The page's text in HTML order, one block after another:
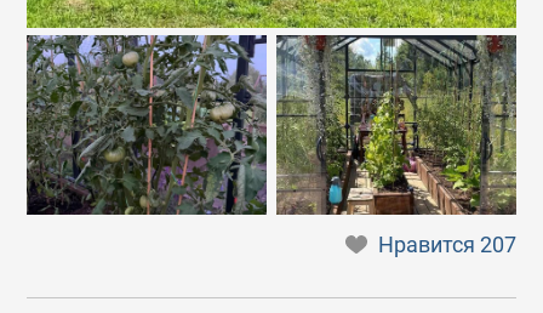
Нравится207